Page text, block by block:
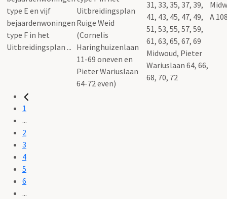
Uitbreidingsplan
Ruige Weid
(Cornelis
Haringhuizenlaan
11-69 oneven en
Pieter Wariuslaan
64-72 even)
31, 33, 35, 37, 39,
41, 43, 45, 47, 49,
51, 53, 55, 57, 59,
61, 63, 65, 67, 69
Midwoud, Pieter
Wariuslaan 64, 66,
68, 70, 72
A
1
...
2
3
4
5
6
...